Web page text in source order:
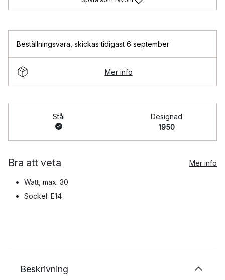
Beställningsvara skickas tidigast 6 september
Mer info
Stål
Designad
1950
Bra att veta Mer info
Watt, max: 30
Sockel: E14
Beskrivning